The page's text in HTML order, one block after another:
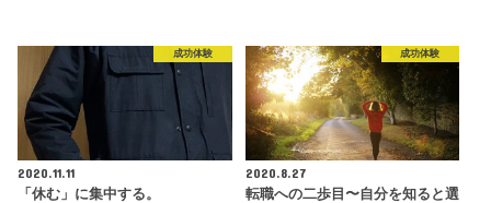
成功体験
2020.11.11
「休む」に集中する。
成功体験
2020.8.27
転職への二歩目〜自分を知ると選